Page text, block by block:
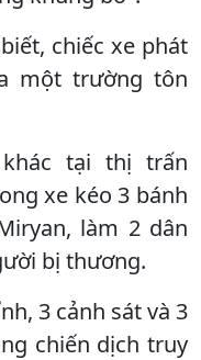
chiếc xe phát
một trường tôn
tại thị trấn
xe kéo 3 bánh
làm 2 dân
bị thương.
3 cảnh sát và 3
chiến dịch truy